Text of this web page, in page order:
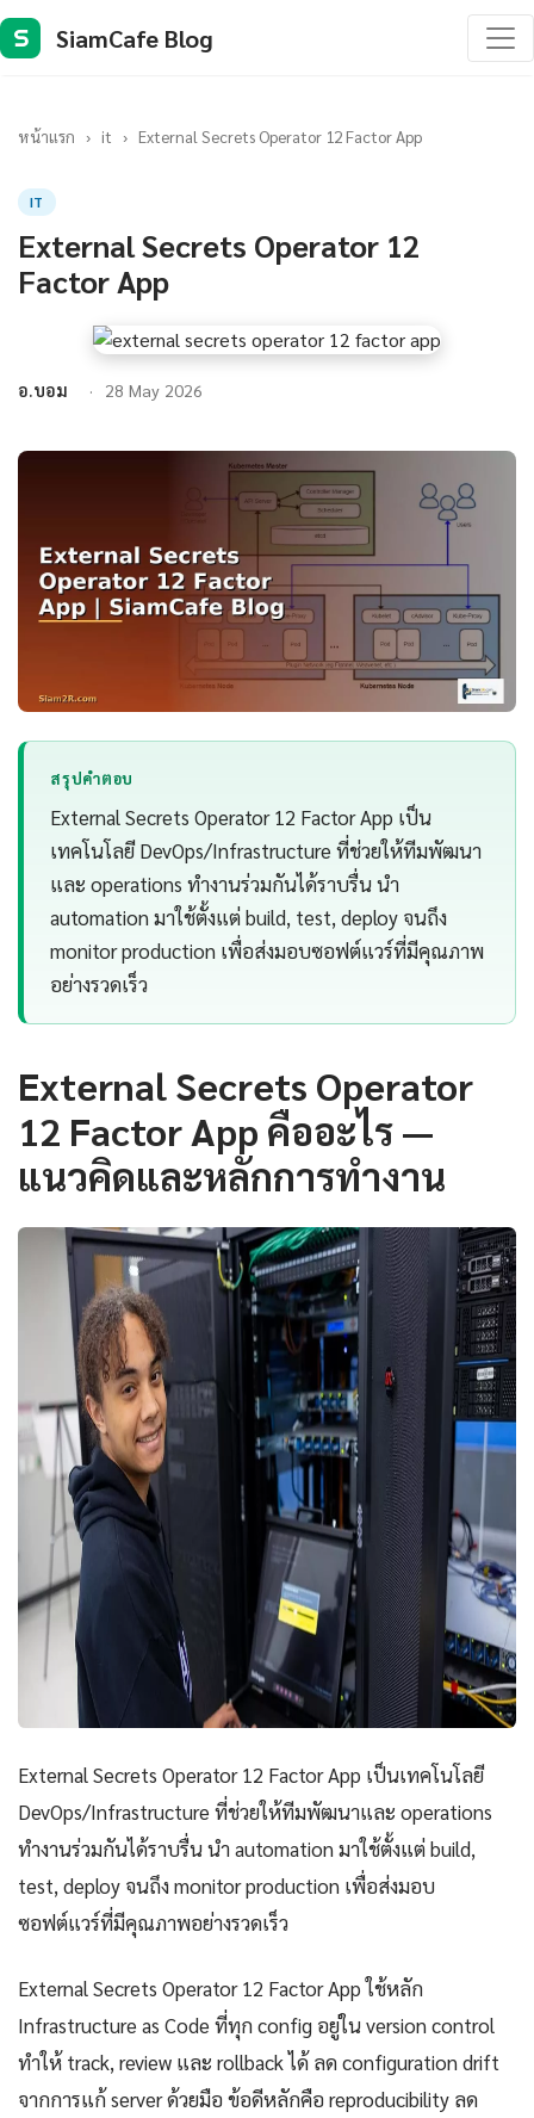
S SiamCafe Blog
หน้าแรก › it › External Secrets Operator 12 Factor App
IT
External Secrets Operator 12
Factor App
อ.บอม 28 May 2026
สรุปคำตอบ
External Secrets Operator 12 Factor App เป็น
เทคโนโลยี DevOps/Infrastructure ที่ช่วยให้ทีมพัฒนา
และ operations ทำงานร่วมกันได้ราบรื่น นำ
automation มาใช้ตั้งแต่ build, test, deploy จนถึง
monitor production เพื่อส่งมอบซอฟต์แวร์ที่มีคุณภาพ
อย่างรวดเร็ว
External Secrets Operator
12 Factor App คืออะไร —
แนวคิดและหลักการทำงาน
External Secrets Operator 12 Factor App เป็นเทคโนโลยี
DevOps/Infrastructure ที่ช่วยให้ทีมพัฒนาและ operations
ทำงานร่วมกันได้ราบรื่น นำ automation มาใช้ตั้งแต่ build,
test, deploy จนถึง monitor production เพื่อส่งมอบ
ซอฟต์แวร์ที่มีคุณภาพอย่างรวดเร็ว
External Secrets Operator 12 Factor App ใช้หลัก
Infrastructure as Code ที่ทุก config อยู่ใน version control
ทำให้ track, review และ rollback ได้ ลด configuration drift
จากการแก้ server ด้วยมือ ข้อดีหลักคือ reproducibility ลด